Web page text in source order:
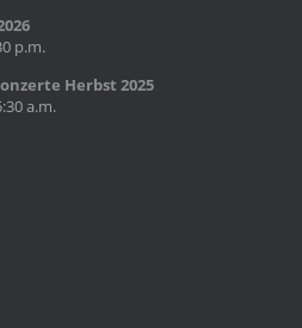
p.m.
Herbst 2025
a.m.